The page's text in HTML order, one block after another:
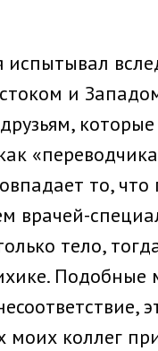
и
то,
врачей-
тело,
коллег